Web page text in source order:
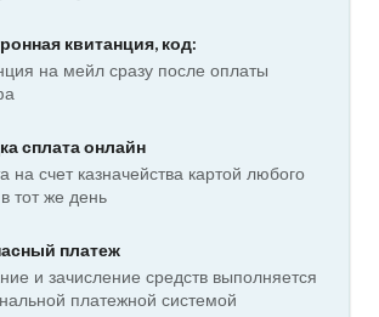
квитанция, код:
на мейл сразу после оплаты
сплата онлайн
на счет казначейства картой любого
тот же день
платеж
и зачисление средств выполняется
платежной системой